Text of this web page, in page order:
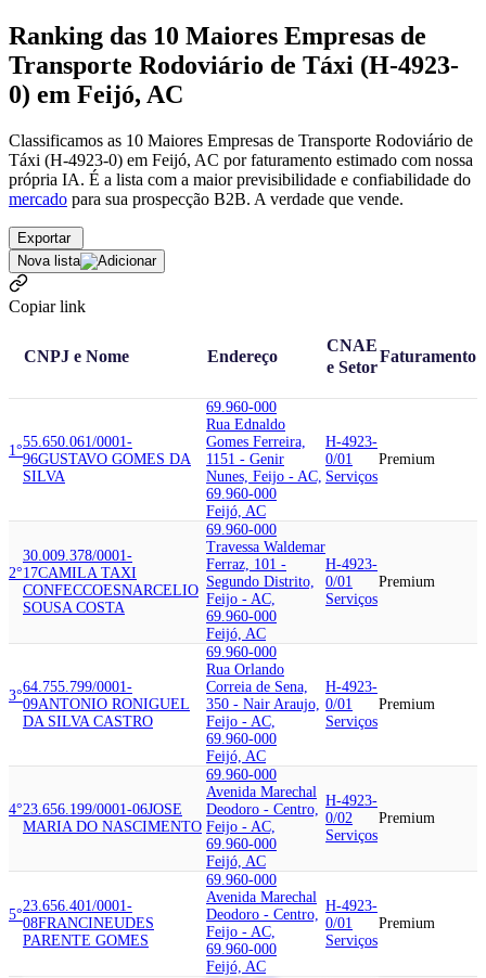
Ranking das 10 Maiores Empresas de
Transporte Rodoviário de Táxi (H-4923-
0) em Feijó, AC
Classificamos as 10 Maiores Empresas de Transporte Rodoviário de
Táxi (H-4923-0) em Feijó, AC por faturamento estimado com nossa
própria IA. É a lista com a maior previsibilidade e confiabilidade do
mercado para sua prospecção B2B. A verdade que vende.
Exportar
Nova lista
Copiar link
CNPJ e Nome Endereço
CNAE
e Setor
Faturamento
1°
55.650.061/0001-
96GUSTAVO GOMES DA
SILVA
69.960-000
Rua Ednaldo
Gomes Ferreira,
1151 - Genir
Nunes, Feijo - AC,
69.960-000
Feijó, AC
H-4923-
0/01
Serviços
Premium
2°
30.009.378/0001-
17CAMILA TAXI
CONFECCOESNARCELIO
SOUSA COSTA
69.960-000
Travessa Waldemar
Ferraz, 101 -
Segundo Distrito,
Feijo - AC,
69.960-000
Feijó, AC
H-4923-
0/01
Serviços
Premium
3°
64.755.799/0001-
09ANTONIO RONIGUEL
DA SILVA CASTRO
69.960-000
Rua Orlando
Correia de Sena,
350 - Nair Araujo,
Feijo - AC,
69.960-000
Feijó, AC
H-4923-
0/01
Serviços
Premium
4°23.656.199/0001-06JOSE
MARIA DO NASCIMENTO
69.960-000
Avenida Marechal
Deodoro - Centro,
Feijo - AC,
69.960-000
Feijó, AC
H-4923-
0/02
Serviços
Premium
5°
23.656.401/0001-
08FRANCINEUDES
PARENTE GOMES
69.960-000
Avenida Marechal
Deodoro - Centro,
Feijo - AC,
69.960-000
Feijó, AC
H-4923-
0/01
Serviços
Premium